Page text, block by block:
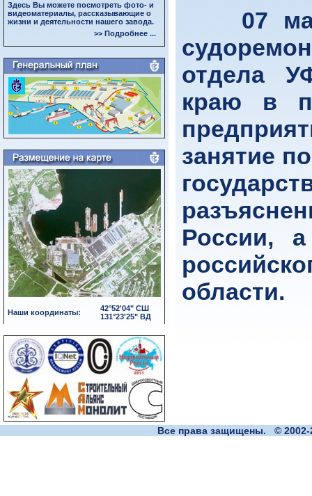
Здесь Вы можете посмотреть фото- и
видеоматериалы, рассказывающие о
жизни и деятельности нашего завода.
>> Подробнее ...
Наши координаты:
42°52'04" СШ
131°23'25" ВД
07 мая
отдела
краю в
занятие
России,
области.
Все права защищены. © 2002-